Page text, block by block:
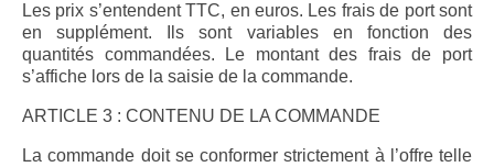
Les prix s’entendent TTC, en euros. Les frais de port sont
en supplément. Ils sont variables en fonction des
quantités commandées. Le montant des frais de port
s’affiche lors de la saisie de la commande.
ARTICLE 3 : CONTENU DE LA COMMANDE
La commande doit se conformer strictement à l’offre telle